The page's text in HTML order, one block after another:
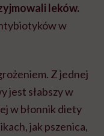
leków.
w
Z jednej
jest słabszy w
w błonnik diety
jak pszenica,